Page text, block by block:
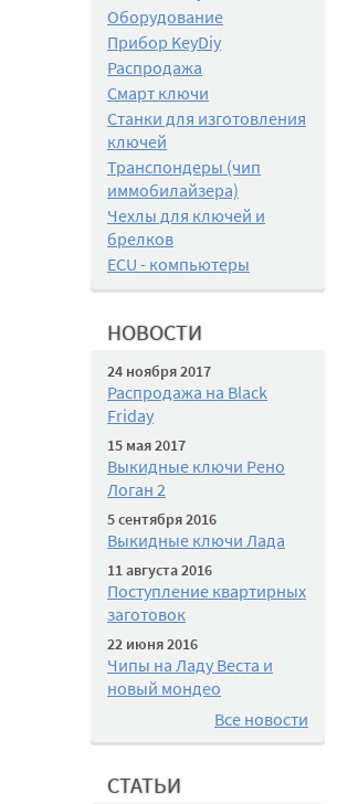
Оборудование
Прибор KeyDiy
Распродажа
Смарт ключи
Станки для изготовления
ключей
Транспондеры (чип
иммобилайзера)
Чехлы для ключей и
брелков
ECU - компьютеры
НОВОСТИ
24 ноября 2017
Распродажа на Black
Friday
15 мая 2017
Выкидные ключи Рено
Логан 2
5 сентября 2016
Выкидные ключи Лада
11 августа 2016
Поступление квартирных
заготовок
22 июня 2016
Чипы на Ладу Веста и
новый мондео
Все новости
СТАТЬИ